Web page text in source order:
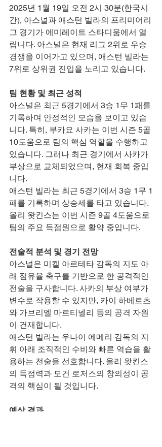
2025년 1월 19일 오전 2시 30분(한국시
간), 아스널과 애스턴 빌라의 프리미어리
그 경기가 에미레이트 스타디움에서 열
립니다. 아스널은 현재 리그 2위로 우승
경쟁을 이어가고 있으며, 애스턴 빌라는
7위로 상위권 진입을 노리고 있습니다.
팀 현황 및 최근 성적
아스널은 최근 5경기에서 3승 1무 1패를
기록하며 안정적인 모습을 보이고 있습
니다. 특히, 부카요 사카는 이번 시즌 5골
10도움으로 팀의 핵심 역할을 수행하고
있습니다. 그러나 최근 경기에서 사카가
부상으로 교체되었으며, 현재 회복 중입
니다.
애스턴 빌라는 최근 5경기에서 3승 1무 1
패를 기록하며 상승세를 타고 있습니다.
올리 왓킨스는 이번 시즌 9골 4도움으로
팀의 주요 득점원으로 활약 중입니다.
전술적 분석 및 경기 전망
아스널은 미켈 아르테타 감독의 지도 아
래 점유율 축구를 기반으로 한 공격적인
전술을 구사합니다. 사카의 부상 여부가
변수로 작용할 수 있지만, 카이 하베르츠
와 가브리엘 마르티넬리 등의 공격 자원
이 건재합니다.
애스턴 빌라는 우나이 에메리 감독의 지
휘 아래 조직적인 수비와 빠른 역습을 활
용하는 전술을 선호합니다. 올리 왓킨스
의 득점력과 모건 로저스의 창의성이 공
격의 핵심이 될 것입니다.
예상 결과